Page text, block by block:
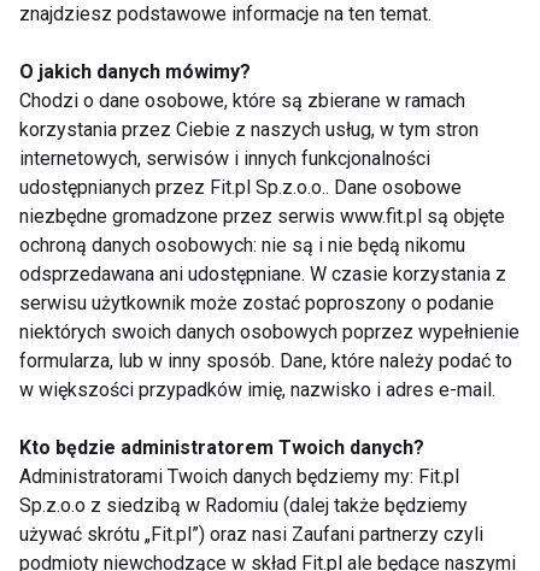
wyjątkiem dni świątecznych – od 5 lutego do 17
grudnia. Będą mieć charakter zajęć biegowych i
ogólnorozwojowych. Uczestnicy zostaną podzieleni
na trzy różne grupy zaawansowania. Przyjść może
każdy dorosły, nie obowiązują wcześniejsze zapisy.
ASICS został partnerem technicznym inicjatywy.
Biegacze będą mogli na bieżąco testować produkty
marki, a także brać czynny udział w dedykowanych
spotkaniach z jej ambasadorami.
O bezpieczeństwo i prawidłowy przebieg
wszystkich zajęć, z zachowaniem reżimu
sanitarnego, zadbają trenerzy z olimpijczykiem,
medalistą mistrzostwa świata i Europy Grzegorzem
Sudołem na czele.
znajdziesz podstawowe informacje na ten temat.
O jakich danych mówimy?
Chodzi o dane osobowe, które są zbierane w ramach
korzystania przez Ciebie z naszych usług, w tym stron
internetowych, serwisów i innych funkcjonalności
udostępnianych przez Fit.pl Sp.z.o.o.. Dane osobowe
niezbędne gromadzone przez serwis www.fit.pl są objęte
ochroną danych osobowych: nie są i nie będą nikomu
odsprzedawana ani udostępniane. W czasie korzystania z
serwisu użytkownik może zostać poproszony o podanie
niektórych swoich danych osobowych poprzez wypełnienie
formularza, lub w inny sposób. Dane, które należy podać to
w większości przypadków imię, nazwisko i adres e-mail.
Kto będzie administratorem Twoich danych?
Administratorami Twoich danych będziemy my: Fit.pl
Sp.z.o.o z siedzibą w Radomiu (dalej także będziemy
używać skrótu „Fit.pl”) oraz nasi Zaufani partnerzy czyli
podmioty niewchodzące w skład Fit.pl ale będące naszymi